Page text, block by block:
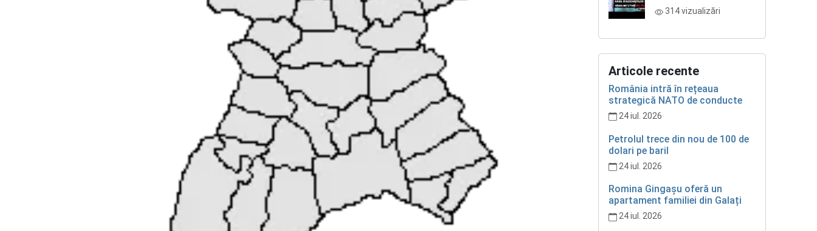
314 vizualizări
Articole recente
România intră în rețeaua
strategică NATO de conducte
24 iul. 2026
Petrolul trece din nou de 100 de
dolari pe baril
24 iul. 2026
Romina Gingașu oferă un
apartament familiei din Galați
24 iul. 2026